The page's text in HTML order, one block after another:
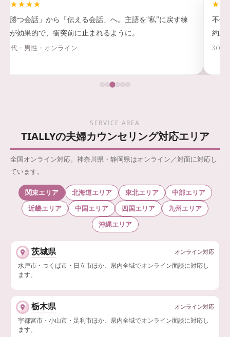
。主語を“私”に戻す練
うに。
不倫発覚で自信を失っていましたが、
約束を分けて話すことで、少しずつ信
SERVICE AREA
TIALLYの夫婦カウンセリング対応エリア
全国オンライン対応。神奈川県・静岡県はオンライン／対面に対応し
ています。
関東エリア 北海道エリア 東北エリア
中部エリア
近畿エリア
中国エリア 四国エリア
九州エリア
沖縄エリア
茨城県 オンライン対応
水戸市・つくば市・日立市ほか、県内全域でオンライン面談に対応し
ます。
栃木県 オンライン対応
宇都宮市・小山市・足利市ほか、県内全域でオンライン面談に対応し
ます。